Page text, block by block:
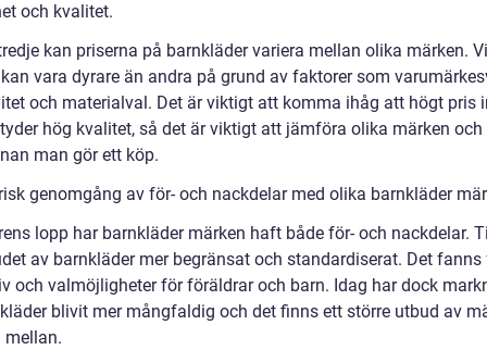
och kvalitet.
kan priserna på barnkläder variera mellan olika märken.
vara dyrare än andra på grund av faktorer som
och materialval. Det är viktigt att komma ihåg att högt pris
hög kvalitet, så det är viktigt att jämföra olika märken och
man gör ett köp.
genomgång av för- och nackdelar med olika barnkläder
lopp har barnkläder märken haft både för- och nackdelar.
av barnkläder mer begränsat och standardiserat. Det fanns
och valmöjligheter för föräldrar och barn. Idag har dock
blivit mer mångfaldig och det finns ett större utbud av